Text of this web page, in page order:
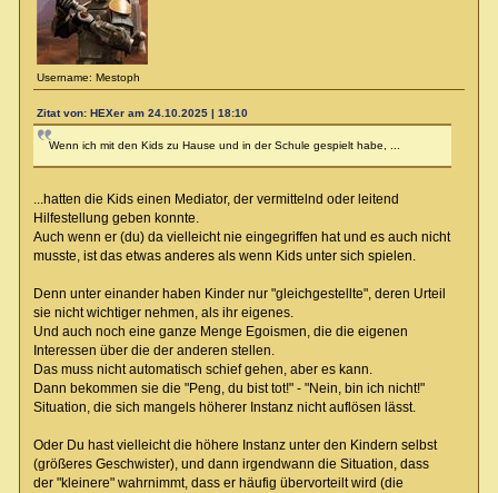
Username: Mestoph
Zitat von: HEXer am 24.10.2025 | 18:10
Wenn ich mit den Kids zu Hause und in der Schule gespielt habe, ...
...hatten die Kids einen Mediator, der vermittelnd oder leitend
Hilfestellung geben konnte.
Auch wenn er (du) da vielleicht nie eingegriffen hat und es auch nicht
musste, ist das etwas anderes als wenn Kids unter sich spielen.
Denn unter einander haben Kinder nur "gleichgestellte", deren Urteil
sie nicht wichtiger nehmen, als ihr eigenes.
Und auch noch eine ganze Menge Egoismen, die die eigenen
Interessen über die der anderen stellen.
Das muss nicht automatisch schief gehen, aber es kann.
Dann bekommen sie die "Peng, du bist tot!" - "Nein, bin ich nicht!"
Situation, die sich mangels höherer Instanz nicht auflösen lässt.
Oder Du hast vielleicht die höhere Instanz unter den Kindern selbst
(größeres Geschwister), und dann irgendwann die Situation, dass
der "kleinere" wahrnimmt, dass er häufig übervorteilt wird (die